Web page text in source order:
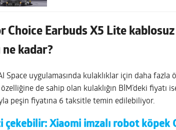
Choice Earbuds X5 Lite kablosuz
ne kadar?
Space uygulamasında kulaklıklar için daha
de sahip olan kulaklığın BİM’deki fiyatı
peşin fiyatına 6 taksitle temin edilebiliyor.
çekebilir: Xiaomi imzalı robot köpek